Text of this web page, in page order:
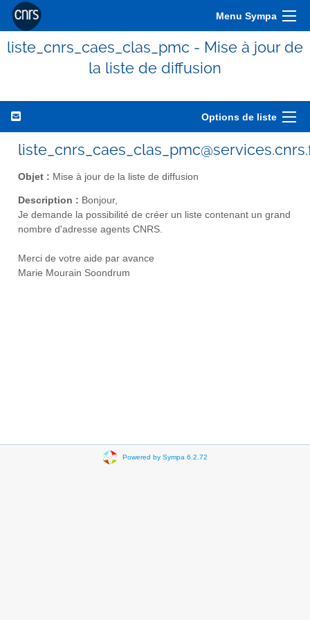
Menu Sympa
liste_cnrs_caes_clas_pmc - Mise à jour de
la liste de diffusion
Options de liste
Objet : Mise à jour de la liste de diffusion
Description : Bonjour,
Je demande la possibilité de créer un liste contenant un grand
nombre d'adresse agents CNRS.
Merci de votre aide par avance
Marie Mourain Soondrum
Powered by Sympa 6.2.72